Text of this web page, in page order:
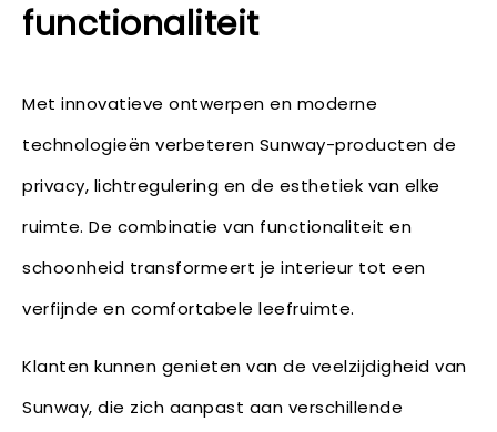
functionaliteit
Met innovatieve ontwerpen en moderne
technologieën verbeteren Sunway-producten de
privacy, lichtregulering en de esthetiek van elke
ruimte. De combinatie van functionaliteit en
schoonheid transformeert je interieur tot een
verfijnde en comfortabele leefruimte.
Klanten kunnen genieten van de veelzijdigheid van
Sunway, die zich aanpast aan verschillende